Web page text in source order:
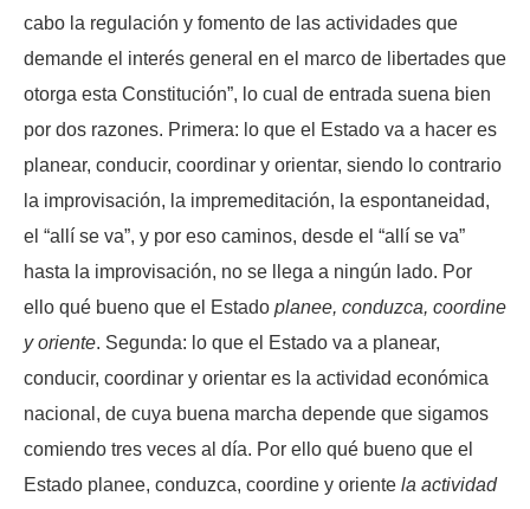
cabo la regulación y fomento de las actividades que
demande el interés general en el marco de libertades que
otorga esta Constitución”, lo cual de entrada suena bien
por dos razones. Primera: lo que el Estado va a hacer es
planear, conducir, coordinar y orientar, siendo lo contrario
la improvisación, la impremeditación, la espontaneidad,
el “allí se va”, y por eso caminos, desde el “allí se va”
hasta la improvisación, no se llega a ningún lado. Por
ello qué bueno que el Estado planee, conduzca, coordine
y oriente. Segunda: lo que el Estado va a planear,
conducir, coordinar y orientar es la actividad económica
nacional, de cuya buena marcha depende que sigamos
comiendo tres veces al día. Por ello qué bueno que el
Estado planee, conduzca, coordine y oriente la actividad